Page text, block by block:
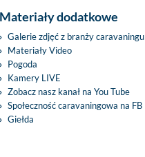
Materiały dodatkowe
Galerie zdjęć z branży caravaningu
Materiały Video
Pogoda
Kamery LIVE
Zobacz nasz kanał na You Tube
Społeczność caravaningowa na FB
Giełda